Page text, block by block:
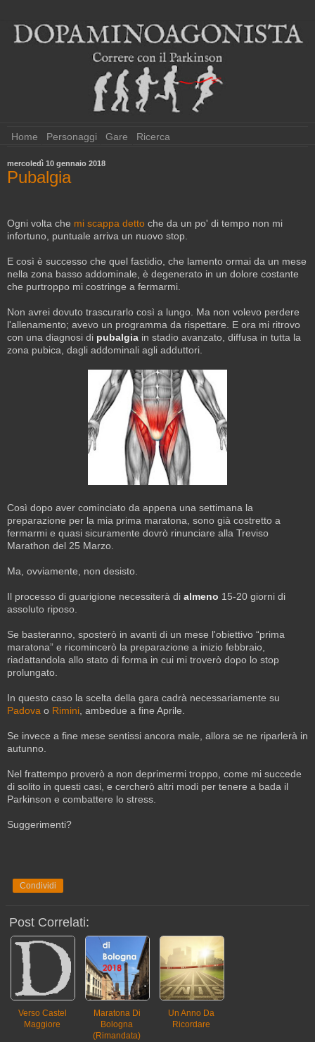
Home Personaggi Gare Ricerca
mercoledì 10 gennaio 2018
Pubalgia
Ogni volta che mi scappa detto che da un po' di tempo non mi
infortuno, puntuale arriva un nuovo stop.
E così è successo che quel fastidio, che lamento ormai da un mese
nella zona basso addominale, è degenerato in un dolore costante
che purtroppo mi costringe a fermarmi.
Non avrei dovuto trascurarlo così a lungo. Ma non volevo perdere
l'allenamento; avevo un programma da rispettare. E ora mi ritrovo
con una diagnosi di pubalgia in stadio avanzato, diffusa in tutta la
zona pubica, dagli addominali agli adduttori.
Così dopo aver cominciato da appena una settimana la
preparazione per la mia prima maratona, sono già costretto a
fermarmi e quasi sicuramente dovrò rinunciare alla Treviso
Marathon del 25 Marzo.
Ma, ovviamente, non desisto.
Il processo di guarigione necessiterà di almeno 15-20 giorni di
assoluto riposo.
Se basteranno, sposterò in avanti di un mese l'obiettivo “prima
maratona” e ricomincerò la preparazione a inizio febbraio,
riadattandola allo stato di forma in cui mi troverò dopo lo stop
prolungato.
In questo caso la scelta della gara cadrà necessariamente su
Padova o Rimini , ambedue a fine Aprile.
Se invece a fine mese sentissi ancora male, allora se ne riparlerà in
autunno.
Nel frattempo proverò a non deprimermi troppo, come mi succede
di solito in questi casi, e cercherò altri modi per tenere a bada il
Parkinson e combattere lo stress.
Suggerimenti?
Condividi
Post Correlati:
Verso Castel
Maggiore
Maratona Di
Bologna
(rimandata)
Un Anno Da
Ricordare